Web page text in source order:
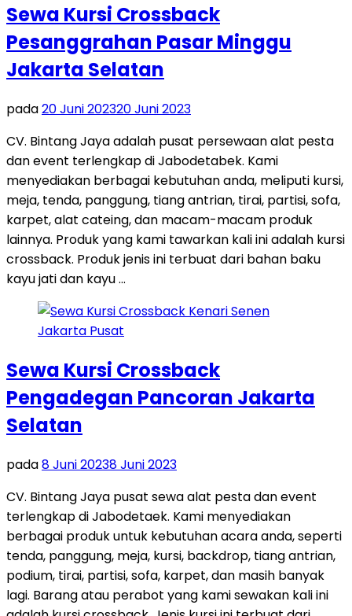
Sewa Kursi Crossback
Pesanggrahan Pasar Minggu
Jakarta Selatan
pada20 Juni 202320 Juni 2023
CV. Bintang Jaya adalah pusat persewaan alat pesta
dan event terlengkap di Jabodetabek. Kami
menyediakan berbagai kebutuhan anda, meliputi kursi,
meja, tenda, panggung, tiang antrian, tirai, partisi, sofa,
karpet, alat cateing, dan macam-macam produk
lainnya. Produk yang kami tawarkan kali ini adalah kursi
crossback. Produk jenis ini terbuat dari bahan baku
kayu jati dan kayu …
Sewa Kursi Crossback
Pengadegan Pancoran Jakarta
Selatan
pada8 Juni 20238 Juni 2023
CV. Bintang Jaya pusat sewa alat pesta dan event
terlengkap di Jabodetaek. Kami menyediakan
berbagai produk untuk kebutuhan acara anda, seperti
tenda, panggung, meja, kursi, backdrop, tiang antrian,
podium, tirai, partisi, sofa, karpet, dan masih banyak
lagi. Barang atau perabot yang kami sewakan kali ini